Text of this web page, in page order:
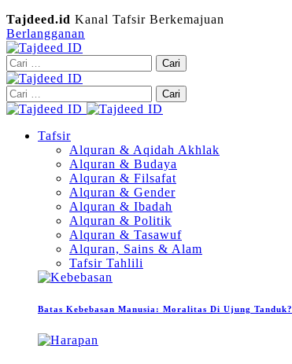
Tajdeed.id Kanal Tafsir Berkemajuan
Berlangganan
Cari
untuk:
Cari
untuk:
Tafsir
Alquran & Aqidah Akhlak
Alquran & Budaya
Alquran & Filsafat
Alquran & Gender
Alquran & Ibadah
Alquran & Politik
Alquran & Tasawuf
Alquran, Sains & Alam
Tafsir Tahlili
Batas Kebebasan Manusia: Moralitas Di Ujung Tanduk?